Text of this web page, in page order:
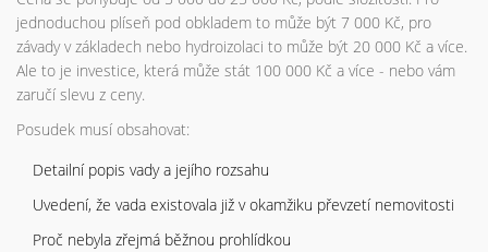
jednoduchou plíseň pod obkladem to může být 7 000 Kč, pro
závady v základech nebo hydroizolaci to může být 20 000 Kč a více.
Ale to je investice, která může stát 100 000 Kč a více - nebo vám
zaručí slevu z ceny.
Posudek musí obsahovat:
Detailní popis vady a jejího rozsahu
Uvedení, že vada existovala již v okamžiku převzetí nemovitosti
Proč nebyla zřejmá běžnou prohlídkou